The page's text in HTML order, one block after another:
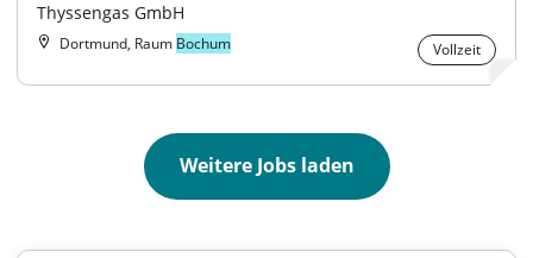
Thyssengas GmbH
Dortmund, Raum Bochum Vollzeit
Weitere Jobs laden